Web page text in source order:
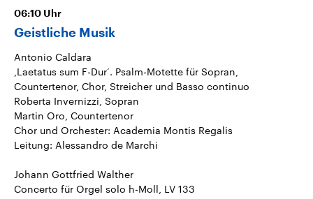
06:10 Uhr
Geistliche Musik
Antonio Caldara
‚Laetatus sum F-Dur‘. Psalm-Motette für Sopran,
Countertenor, Chor, Streicher und Basso continuo
Roberta Invernizzi, Sopran
Martin Oro, Countertenor
Chor und Orchester: Academia Montis Regalis
Leitung: Alessandro de Marchi
Johann Gottfried Walther
Concerto für Orgel solo h-Moll, LV 133